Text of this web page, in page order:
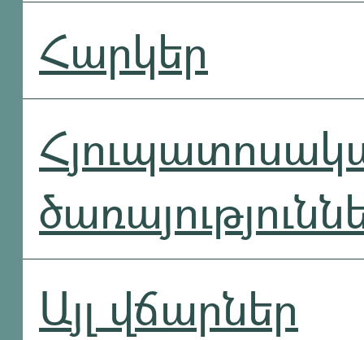
Հարկեր
Այլ վճարներ